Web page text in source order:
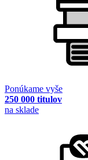
Ponúkame vyše
250 000 titulov
na sklade